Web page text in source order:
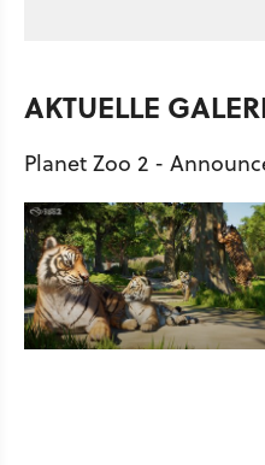
AKTUELLE
Planet Zoo 2 -